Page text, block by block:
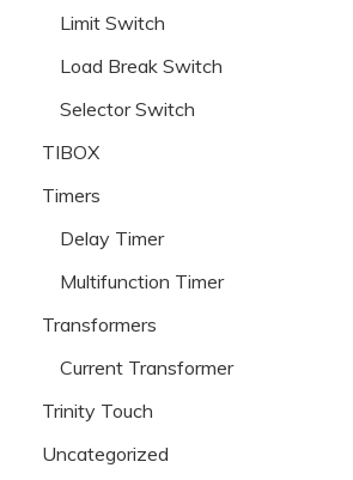
Limit Switch
Load Break Switch
Selector Switch
TIBOX
Timers
Delay Timer
Multifunction Timer
Transformers
Current Transformer
Trinity Touch
Uncategorized